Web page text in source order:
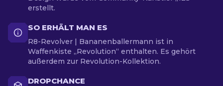
erstellt.
SO ERHÄLT MAN ES
R8-Revolver | Bananenballermann ist in
Waffenkiste „Revolution“ enthalten. Es gehört
außerdem zur Revolution-Kollektion.
DROPCHANCE